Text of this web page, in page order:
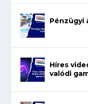
Pénzügyi
Híres
valódi